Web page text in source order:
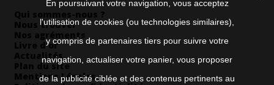
Qui sommes-nous ?
Nous trouver
Nos agréments
Livre d’or
Actualités
Plan du site
Mentions Légales
En poursuivant votre navigation, vous acceptez
l'utilisation de cookies (ou technologies similaires),
y compris de partenaires tiers pour suivre votre
navigation, actualiser votre panier, vous proposer
de la publicité ciblée et des contenus pertinents au